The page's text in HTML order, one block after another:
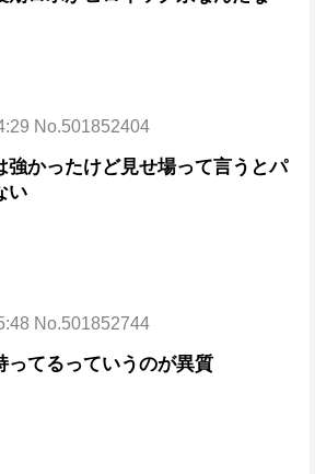
No.501852404
強かったけど見せ場って言うとパ
い
No.501852744
ってるっていうのが異質